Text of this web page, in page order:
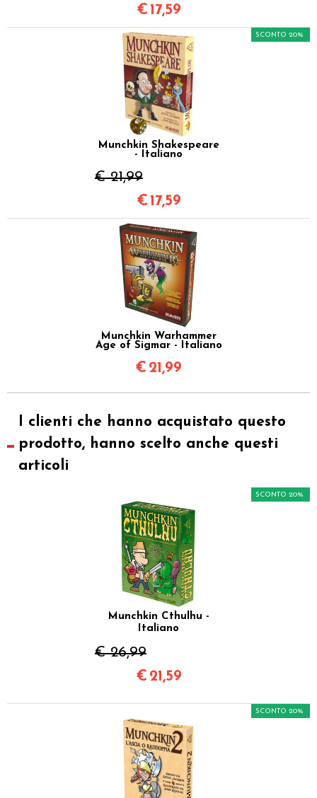
€ 17,59
Munchkin Shakespeare
- Italiano
€ 21,99
SCONTO 20%
€ 17,59
Munchkin Warhammer
Age of Sigmar - Italiano
€ 21,99
I clienti che hanno acquistato questo
prodotto, hanno scelto anche questi
articoli
Munchkin Cthulhu -
Italiano
€ 26,99
SCONTO 20%
€ 21,59
SCONTO 20%